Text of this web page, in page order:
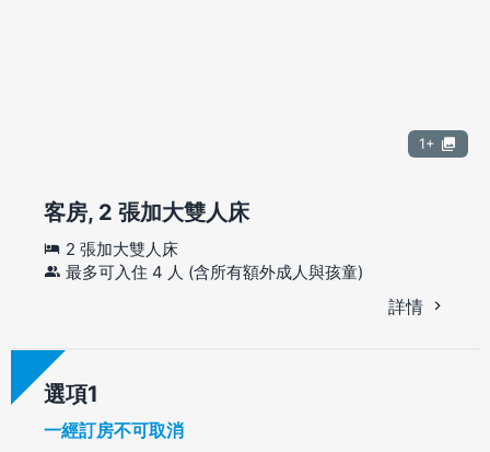
1+
客房, 2 張加大雙人床
2 張加大雙人床
最多可入住 4 人 (含所有額外成人與孩童)
詳情
選項
一經訂房不可取消